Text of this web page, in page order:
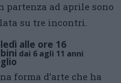
partenza ad aprile sono
su tre incontri.
alle ore 16
dai 6 agli 11 anni
forma d’arte che ha